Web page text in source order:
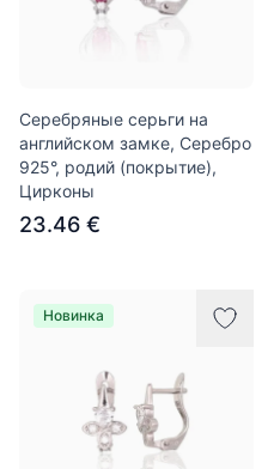
Серебряные серьги на
английском замке, Серебро
925°, родий (покрытие),
Цирконы
23.46 €
Новинка